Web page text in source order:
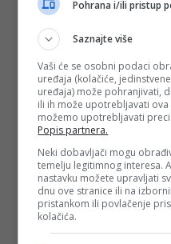
Pohrana i/ili pristup
Saznajte više
Vaši će se osobni podaci
uređaja (kolačiće,
uređaja) može pohranjivati,
ili ih može upotrebljavati
možemo upotrebljavati
Popis partnera.
Neki dobavljači mogu
temelju legitimnog interesa.
nastavku možete upravljati
dnu ove stranice ili na
pristankom ili povlačenje
kolačića.